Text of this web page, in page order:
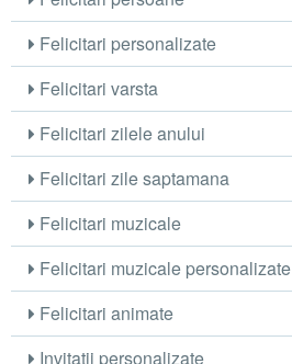
Felicitari personalizate
Felicitari varsta
Felicitari zilele anului
Felicitari zile saptamana
Felicitari muzicale
Felicitari muzicale personalizate
Felicitari animate
Invitatii personalizate